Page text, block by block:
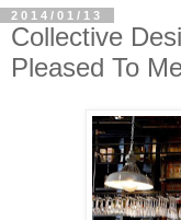
2014/01/13
Collective
Pleased To